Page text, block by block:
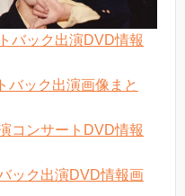
バック出演DVD情報
バック出演画像まと
コンサートDVD情報
ック出演DVD情報画